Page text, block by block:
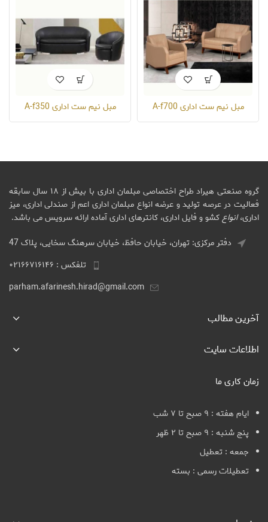
مبل نیم ست اداری A-f700 مبل نیم ست اداری A-f350
گروه صنعتی هیراد طراح اختصاصی مبلمان اداری با بیش از ۱۸ سال سابقه
فعالیت در عرصه تولید و عرضه انواع مبلمان اداری اعم از صندلی اداری، میز
اداری،انواعکشو و فایل اداری، کانترهای اداری آماده ارائه سرویس می باشد.
دفتر مرکزی: تهران، خیابان حافظ، خیابان سرهنگ سخایی، پلاک 47
تلفکس : ۰۲۱۶۶۷۱۶۱۴۶
parham.afarinesh.hirad@gmail.com
آخرین مطالب
اطلاعات سایت
زمان کاری ما
ایام هفته : ۹ صبح تا ۷ شب
پنج شنبه : ۹ صبح تا ۲ ظهر
جمعه : تعطیل
تعطیلات رسمی : بسته